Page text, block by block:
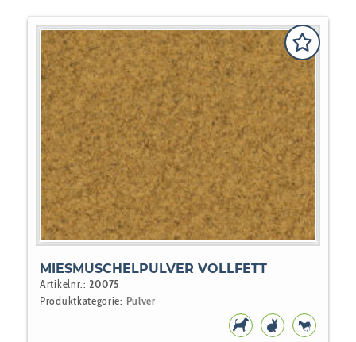
MIESMUSCHELPULVER VOLLFETT
Artikelnr.: 20075
Produktkategorie: Pulver